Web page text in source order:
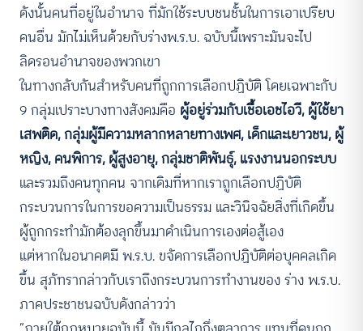
ดังนั้นคนที่อยู่ในอำนาจ ที่มักใช้ระบบชนชั้นในการเอาเปรียบ
คนอื่น มักไม่เห็นด้วยกับร่างพ.ร.บ. ฉบับนี้เพราะมันจะไป
ลิดรอนอำนาจของพวกเขา
ในทางกลับกันสำหรับคนที่ถูกการเลือกปฏิบัติ โดยเฉพาะกับ
9 กลุ่มเปราะบางทางสังคมคือ ผู้อยู่ร่วมกับเชื้อเอชไอวี, ผู้ใช้ยา
เสพติด, กลุ่มผู้มีความหลากหลายทางเพศ, เด็กและเยาวชน, ผู้
หญิง, คนพิการ, ผู้สูงอายุ, กลุ่มชาติพันธุ์, แรงงานนอกระบบ
และรวมถึงคนทุกคน จากเดิมที่หากเราถูกเลือกปฏิบัติ
กระบวนการในการขอความเป็นธรรม และวินิจฉัยสิ่งที่เกิดขึ้น
ผู้ถูกกระทำมักต้องลุกขึ้นมาดำเนินการเองต่อสู้เอง
แต่หากในอนาคตมี พ.ร.บ. ขจัดการเลือกปฏิบัติต่อบุคคลเกิด
ขึ้น สุภัทรากล่าวกับเราถึงกระบวนการทำงานของ ร่าง พ.ร.บ.
ภาคประชาชนฉบับดังกล่าวว่า